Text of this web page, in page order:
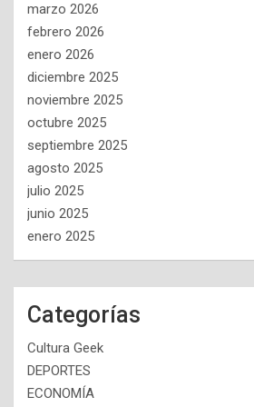
marzo 2026
febrero 2026
enero 2026
diciembre 2025
noviembre 2025
octubre 2025
septiembre 2025
agosto 2025
julio 2025
junio 2025
enero 2025
Categorías
Cultura Geek
DEPORTES
ECONOMÍA